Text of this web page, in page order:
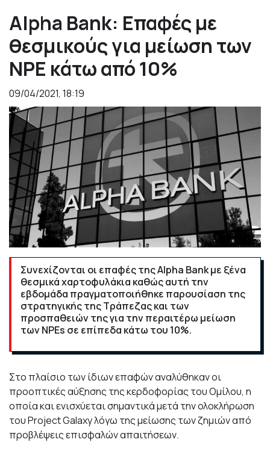
Alpha Bank: Επαφές με
θεσμικούς για μείωση των
NPE κάτω από 10%
09/04/2021, 18:19
Συνεχίζονται οι επαφές της Alpha Bank με ξένα
θεσμικά χαρτοφυλάκια καθώς αυτή την
εβδομάδα πραγματοποιήθηκε παρουσίαση της
στρατηγικής της Τράπεζας και των
προσπαθειών της για την περαιτέρω μείωση
των NPEs σε επίπεδα κάτω του 10%.
Στο πλαίσιο των ίδιων επαφών αναλύθηκαν οι
προοπτικές αύξησης της κερδοφορίας του Ομίλου, η
οποία και ενισχύεται σημαντικά μετά την ολοκλήρωση
του Project Galaxy λόγω της μείωσης των ζημιών από
προβλέψεις επισφαλών απαιτήσεων.